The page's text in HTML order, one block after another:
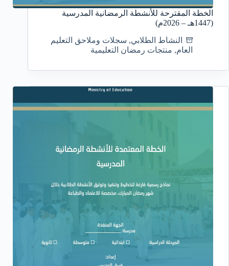
الخطة المقترحة للأنشطة الرمضانية المدرسية
(1447هـ – 2026م)
النشاط الطلابي, سجلات وملاحق التعليم
العام, منتجات رمضان التعليمية